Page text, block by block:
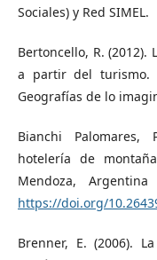
Sociales) y Red SIMEL.
Bertoncello, R. (2012).
a partir del turismo.
Geografías de lo
Bianchi Palomares,
hotelería de
Mendoza,
https://doi.org/
Brenner, E. (2006).